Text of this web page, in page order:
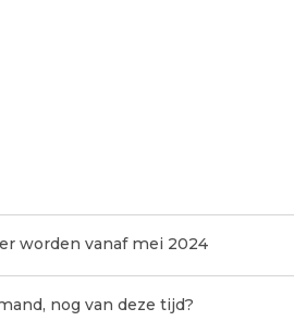
worden vanaf mei 2024
nog van deze tijd?